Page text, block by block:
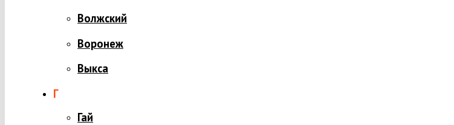
Волжский
Воронеж
Выкса
Г
Гай